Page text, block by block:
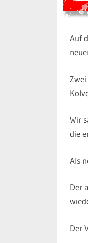
Auf
Wir
die
Als
Der
Der